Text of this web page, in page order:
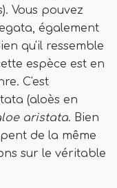
Vous pouvez
également
qu'il ressemble
espèce est en
C'est
(aloès en
aristata. Bien
de la même
sur le véritable